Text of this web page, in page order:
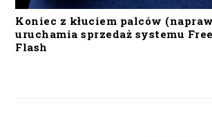
Koniec z kłuciem palców
uruchamia sprzedaż systemu
Flash